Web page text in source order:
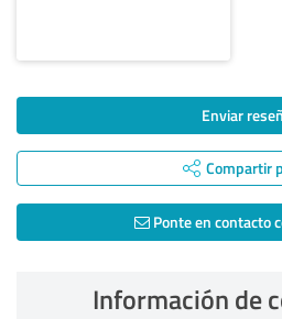
Enviar
Compartir
Ponte en contacto
Información de